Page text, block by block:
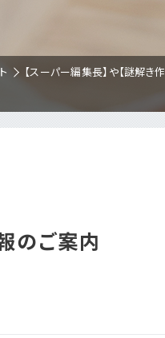
【スーパー編集長】や【謎解
のご案内